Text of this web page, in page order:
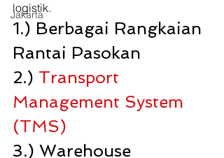
Jakarta
logistik.
1.) Berbagai Rangkaian
Rantai Pasokan
2.) Transport
Management System
(TMS)
3.) Warehouse